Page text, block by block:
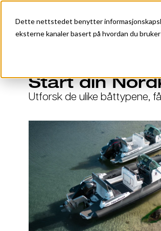
Dette nettstedet benytter
eksterne kanaler basert på hvordan du
Start din
Utforsk de ulike båttypene,